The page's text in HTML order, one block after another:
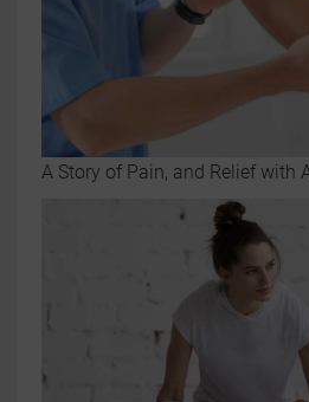
A Story of Pain, and Relief with